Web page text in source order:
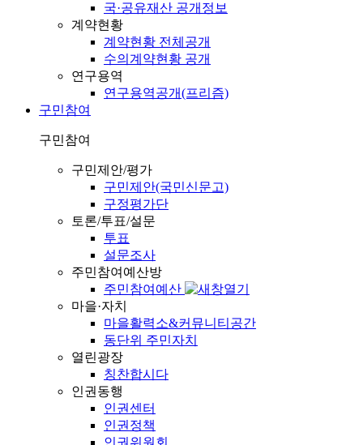
국·공유재산 공개정보
계약현황
계약현황 전체공개
수의계약현황 공개
연구용역
연구용역공개(프리즘)
구민참여
구민참여
구민제안/평가
구민제안(국민신문고)
구정평가단
토론/투표/설문
투표
설문조사
주민참여예산방
주민참여예산
마을·자치
마을활력소&커뮤니티공간
동단위 주민자치
열린광장
칭찬합시다
인권동행
인권센터
인권정책
인권위원회